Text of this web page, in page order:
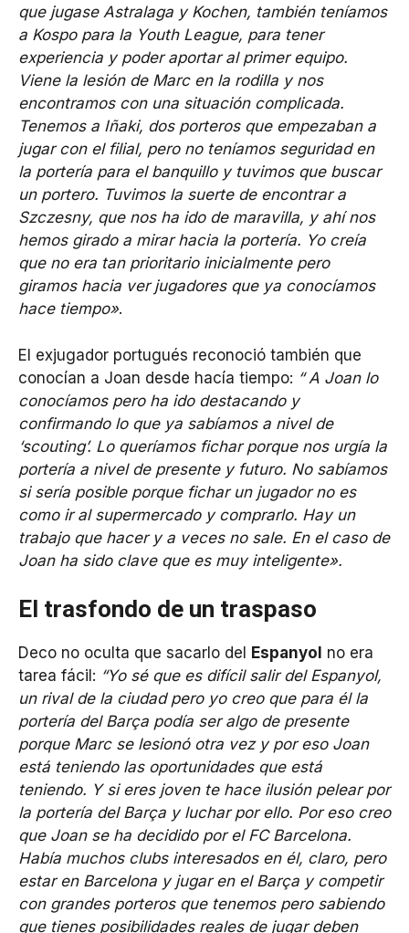
que jugase Astralaga y Kochen, también teníamos
a Kospo para la Youth League, para tener
experiencia y poder aportar al primer equipo.
Viene la lesión de Marc en la rodilla y nos
encontramos con una situación complicada.
Tenemos a Iñaki, dos porteros que empezaban a
jugar con el filial, pero no teníamos seguridad en
la portería para el banquillo y tuvimos que buscar
un portero. Tuvimos la suerte de encontrar a
Szczesny, que nos ha ido de maravilla, y ahí nos
hemos girado a mirar hacia la portería. Yo creía
que no era tan prioritario inicialmente pero
giramos hacia ver jugadores que ya conocíamos
hace tiempo».
El exjugador portugués reconoció también que
conocían a Joan desde hacía tiempo: “ A Joan lo
conocíamos pero ha ido destacando y
confirmando lo que ya sabíamos a nivel de
‘scouting’. Lo queríamos fichar porque nos urgía la
portería a nivel de presente y futuro. No sabíamos
si sería posible porque fichar un jugador no es
como ir al supermercado y comprarlo. Hay un
trabajo que hacer y a veces no sale. En el caso de
Joan ha sido clave que es muy inteligente».
El trasfondo de un traspaso
Deco no oculta que sacarlo del Espanyol no era
tarea fácil: “Yo sé que es difícil salir del Espanyol,
un rival de la ciudad pero yo creo que para él la
portería del Barça podía ser algo de presente
porque Marc se lesionó otra vez y por eso Joan
está teniendo las oportunidades que está
teniendo. Y si eres joven te hace ilusión pelear por
la portería del Barça y luchar por ello. Por eso creo
que Joan se ha decidido por el FC Barcelona.
Había muchos clubs interesados en él, claro, pero
estar en Barcelona y jugar en el Barça y competir
con grandes porteros que tenemos pero sabiendo
que tienes posibilidades reales de jugar deben